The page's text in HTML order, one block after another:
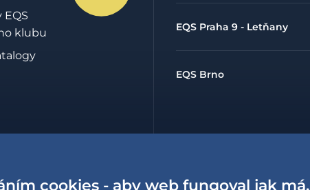
klubu
EQS Praha 9 - Letňany
EQS Brno
cookies - aby web fungoval jak má.